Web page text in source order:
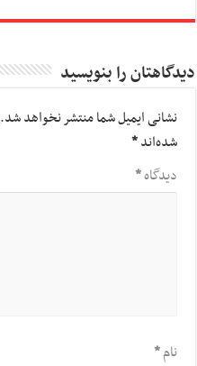
دیدگاهتان را بنویسید
نشانی ایمیل شما منتشر نخواهد شد.
شده‌اند*
دیدگاه*
نام*